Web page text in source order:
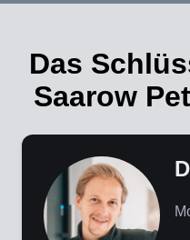
Das
Saarow